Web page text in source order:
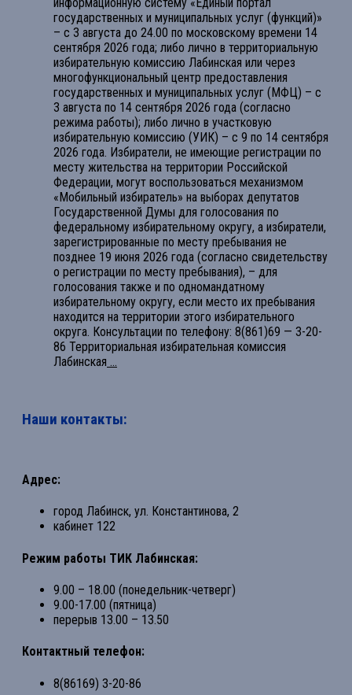
государственных и муниципальных услуг (функций)»
– с 3 августа до 24.00 по московскому времени 14
сентября 2026 года; либо лично в территориальную
избирательную комиссию Лабинская или через
многофункциональный центр предоставления
государственных и муниципальных услуг (МФЦ) – с
3 августа по 14 сентября 2026 года (согласно
режима работы); либо лично в участковую
избирательную комиссию (УИК) – с 9 по 14 сентября
2026 года. Избиратели, не имеющие регистрации по
месту жительства на территории Российской
Федерации, могут воспользоваться механизмом
«Мобильный избиратель» на выборах депутатов
Государственной Думы для голосования по
федеральному избирательному округу, а избиратели,
зарегистрированные по месту пребывания не
позднее 19 июня 2026 года (согласно свидетельству
о регистрации по месту пребывания), – для
голосования также и по одномандатному
избирательному округу, если место их пребывания
находится на территории этого избирательного
округа. Консультации по телефону: 8(861)69 — 3-20-
86 Территориальная избирательная комиссия
Лабинская ...
Наши контакты:
Адрес:
город Лабинск, ул. Константинова, 2
кабинет 122
Режим работы ТИК Лабинская:
9.00 – 18.00 (понедельник-четверг)
9.00-17.00 (пятница)
перерыв 13.00 – 13.50
Контактный телефон:
8(86169) 3-20-86